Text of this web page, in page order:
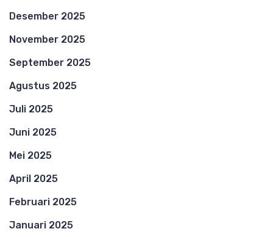
Desember 2025
November 2025
September 2025
Agustus 2025
Juli 2025
Juni 2025
Mei 2025
April 2025
Februari 2025
Januari 2025